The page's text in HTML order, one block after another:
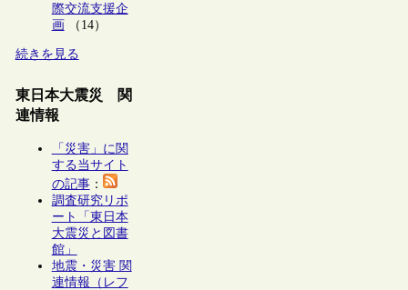
際交流支援企
画 （14）
続きを見る
東日本大震災 関
連情報
「災害」に関
する当サイト
の記事：
調査研究リポ
ート「東日本
大震災と図書
館」
地震・災害 関
連情報（レフ